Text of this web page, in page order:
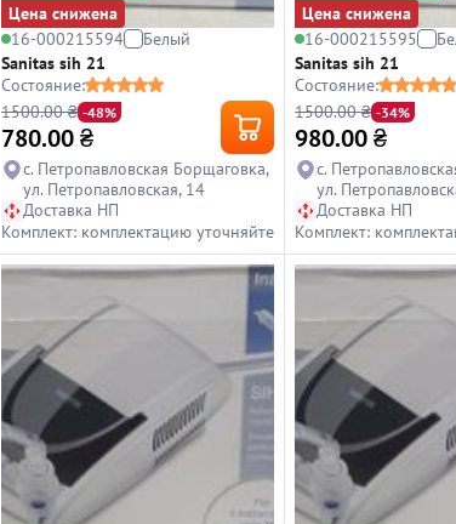
Цена снижена
16-000215594
Белый
Sanitas sih 21
Состояние:
1500.00 ₴ -48%
780.00₴
с. Петропавловская Борщаговка,
ул. Петропавловская, 14
Доставка НП
Комплект: комплектацию уточняйте
Цена снижена
16-000215595
Sanitas sih 21
Состояние:
1500.00 ₴ -34%
980.00 ₴
с.
ул.
Доставка НП
Комплект: